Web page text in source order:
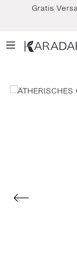
Zum Hauptinhalt
Gratis
Bildergalerie